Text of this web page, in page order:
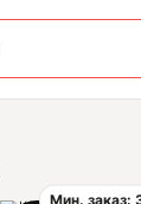
Мин. заказ: